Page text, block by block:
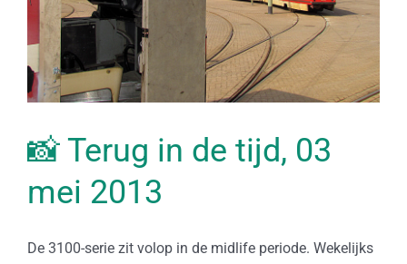
📸 Terug in de tijd, 03
mei 2013
De 3100-serie zit volop in de midlife periode. Wekelijks